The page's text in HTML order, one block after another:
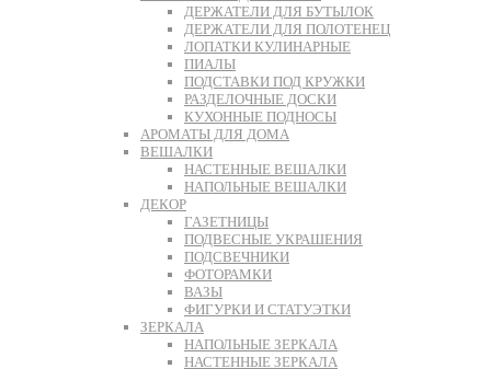
ДЕРЖАТЕЛИ ДЛЯ БУТЫЛОК
ДЕРЖАТЕЛИ ДЛЯ ПОЛОТЕНЕЦ
ЛОПАТКИ КУЛИНАРНЫЕ
ПИАЛЫ
ПОДСТАВКИ ПОД КРУЖКИ
РАЗДЕЛОЧНЫЕ ДОСКИ
КУХОННЫЕ ПОДНОСЫ
АРОМАТЫ ДЛЯ ДОМА
ВЕШАЛКИ
НАСТЕННЫЕ ВЕШАЛКИ
НАПОЛЬНЫЕ ВЕШАЛКИ
ДЕКОР
ГАЗЕТНИЦЫ
ПОДВЕСНЫЕ УКРАШЕНИЯ
ПОДСВЕЧНИКИ
ФОТОРАМКИ
ВАЗЫ
ФИГУРКИ И СТАТУЭТКИ
ЗЕРКАЛА
НАПОЛЬНЫЕ ЗЕРКАЛА
НАСТЕННЫЕ ЗЕРКАЛА